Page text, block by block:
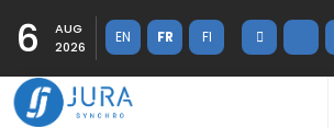
6
AUG
2026
EN FR FI